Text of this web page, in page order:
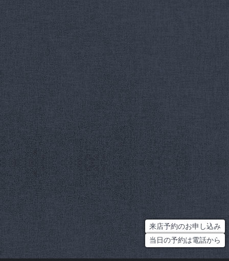
来店予約のお申し込み
当日の予約は電話から